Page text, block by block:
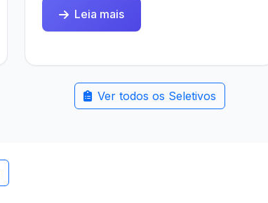
Leia mais
Ver todos os Seletivos